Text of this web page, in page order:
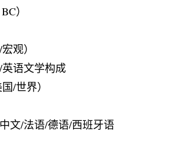
）
观）
语文学构成
/世界）
文/法语/德语/西班牙语